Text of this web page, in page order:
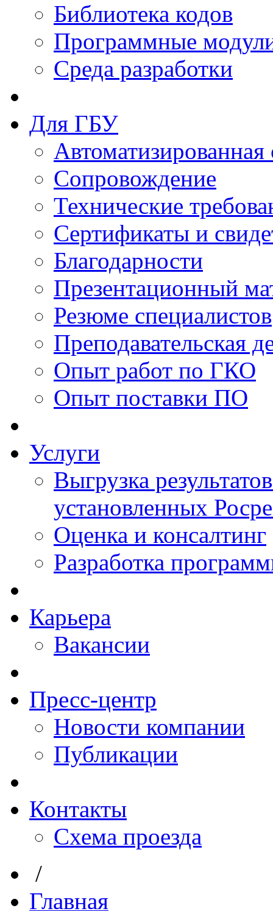
Библиотека кодов
Программные
Среда разработки
Для ГБУ
Сопровождение
Технические
Сертификаты и
Благодарности
Презентационный
Резюме специалистов
Преподавательская
Опыт работ по ГКО
Опыт поставки ПО
Услуги
Выгрузка
установленных
Оценка и консалтинг
Разработка
Карьера
Вакансии
Пресс-центр
Новости компании
Публикации
Контакты
Схема проезда
/
Главная